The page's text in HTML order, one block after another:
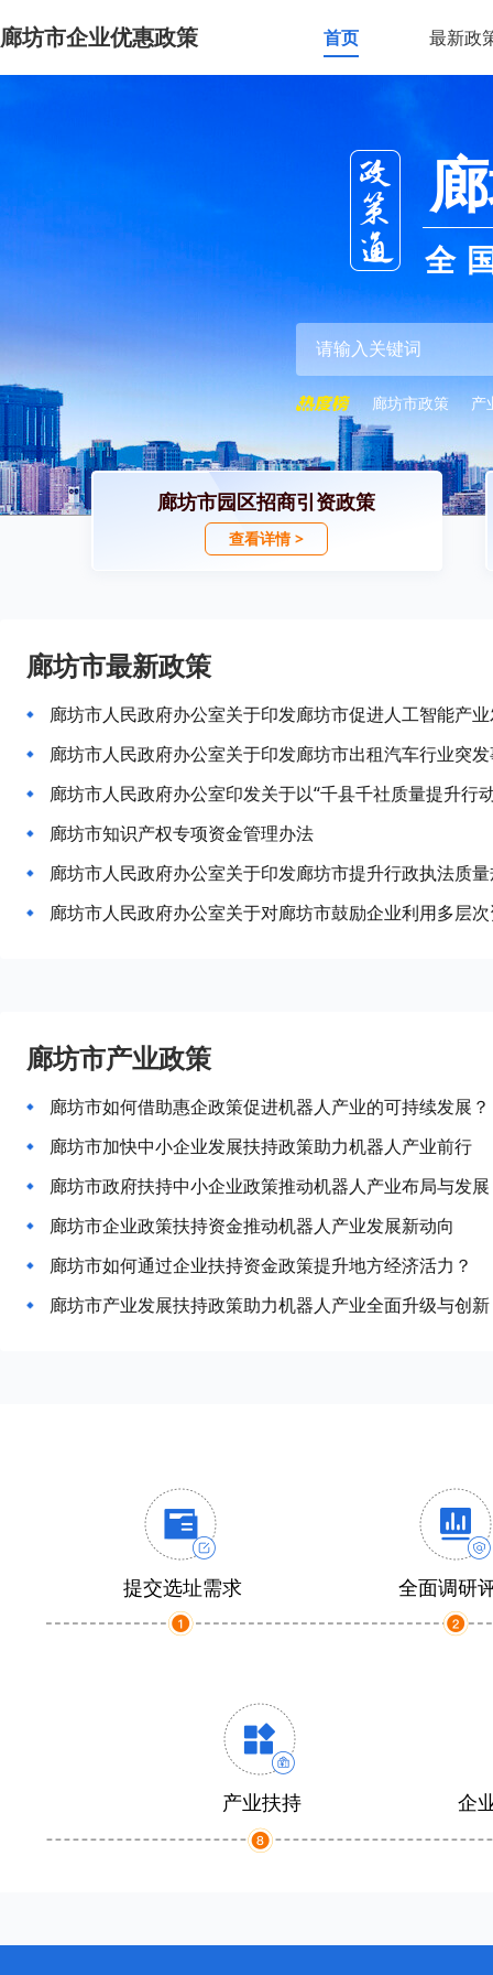
廊坊市企业优惠政策 首页 最新政
全
廊坊市政策 产
廊坊市园区招商引资政策
查看详情 >
廊坊市最新政策
廊坊市人民政府办公室关于印发廊坊市促进人工智能产
廊坊市人民政府办公室关于印发廊坊市出租汽车行业突
廊坊市知识产权专项资金管理办法
廊坊市产业政策
廊坊市如何借助惠企政策促进机器人产业的可持续发展？
廊坊市加快中小企业发展扶持政策助力机器人产业前行
廊坊市政府扶持中小企业政策推动机器人产业布局与发展
廊坊市企业政策扶持资金推动机器人产业发展新动向
廊坊市如何通过企业扶持资金政策提升地方经济活力？
廊坊市产业发展扶持政策助力机器人产业全面升级与创新
提交选址需求 全面调研
产业扶持 企